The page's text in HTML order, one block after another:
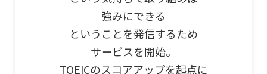
強みにできる
ということを発信するため
サービスを開始。
TOEICのスコアアップを起点に